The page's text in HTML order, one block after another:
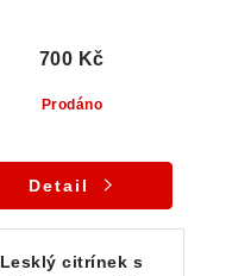
Prodáno
700 Kč
Detail
Lesklý citrínek s